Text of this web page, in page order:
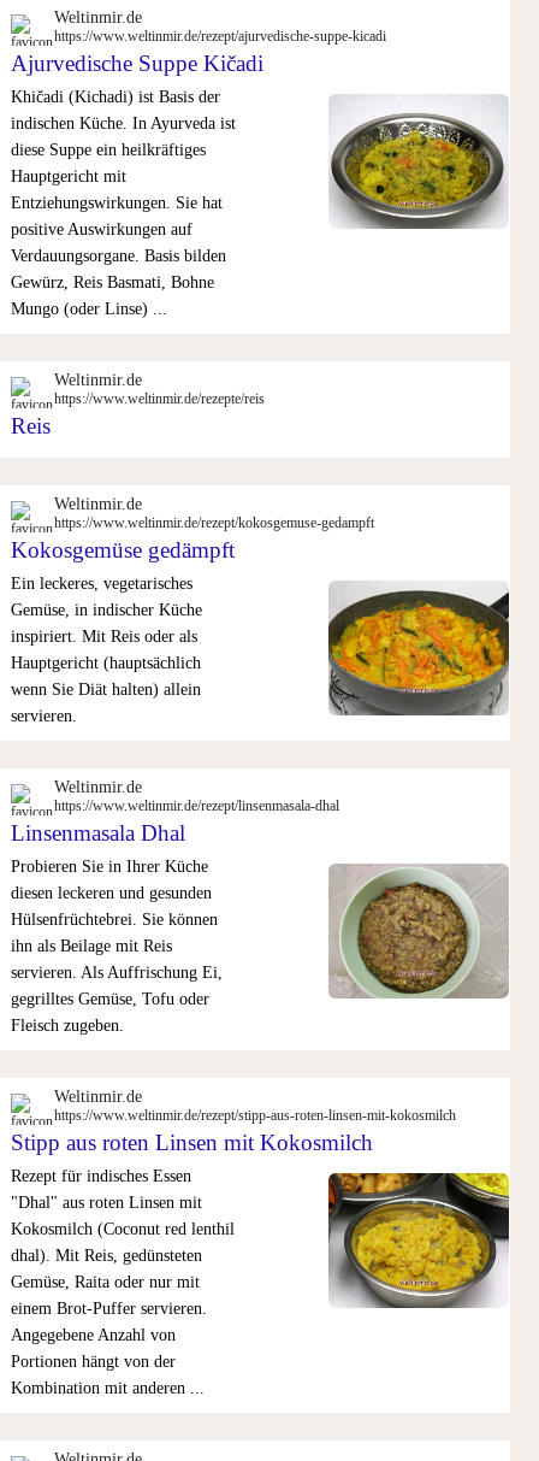
Weltinmir.de
https://www.weltinmir.de/rezept/ajurvedische-suppe-kicadi
Ajurvedische Suppe Kičadi
Khičadi (Kichadi) ist Basis der
indischen Küche. In Ayurveda ist
diese Suppe ein heilkräftiges
Hauptgericht mit
Entziehungswirkungen. Sie hat
positive Auswirkungen auf
Verdauungsorgane. Basis bilden
Gewürz, Reis Basmati, Bohne
Mungo (oder Linse) ...
Weltinmir.de
https://www.weltinmir.de/rezepte/reis
Reis
Weltinmir.de
https://www.weltinmir.de/rezept/kokosgemuse-gedampft
Kokosgemüse gedämpft
Ein leckeres, vegetarisches
Gemüse, in indischer Küche
inspiriert. Mit Reis oder als
Hauptgericht (hauptsächlich
wenn Sie Diät halten) allein
servieren.
Weltinmir.de
https://www.weltinmir.de/rezept/linsenmasala-dhal
Linsenmasala Dhal
Probieren Sie in Ihrer Küche
diesen leckeren und gesunden
Hülsenfrüchtebrei. Sie können
ihn als Beilage mit Reis
servieren. Als Auffrischung Ei,
gegrilltes Gemüse, Tofu oder
Fleisch zugeben.
Weltinmir.de
https://www.weltinmir.de/rezept/stipp-aus-roten-linsen-mit-kokosmilch
Stipp aus roten Linsen mit Kokosmilch
Rezept für indisches Essen
"Dhal" aus roten Linsen mit
Kokosmilch (Coconut red lenthil
dhal). Mit Reis, gedünsteten
Gemüse, Raita oder nur mit
einem Brot-Puffer servieren.
Angegebene Anzahl von
Portionen hängt von der
Kombination mit anderen ...